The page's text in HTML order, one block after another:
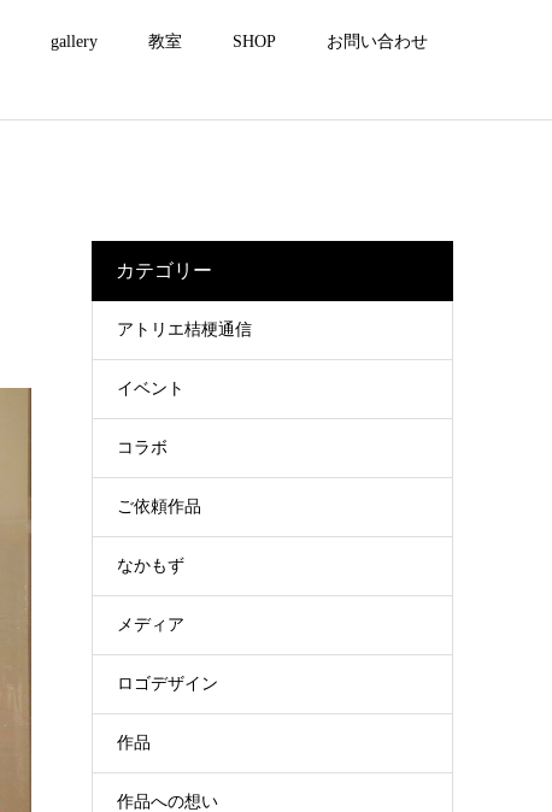
gallery 教室 SHOP お問い合わせ
カテゴリー
アトリエ桔梗通信
イベント
コラボ
ご依頼作品
なかもず
メディア
ロゴデザイン
作品
作品への想い